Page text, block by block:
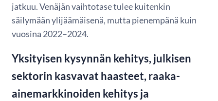
jatkuu. Venäjän vaihtotase tulee kuitenkin
säilymään ylijäämäisenä, mutta pienempänä kuin
vuosina 2022–2024.
Yksityisen kysynnän kehitys, julkisen
sektorin kasvavat haasteet, raaka-
ainemarkkinoiden kehitys ja